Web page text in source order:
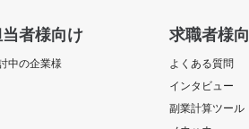
者様向け
中の企業様
求職者様
よくある質問
インタビュー
副業計算ツール